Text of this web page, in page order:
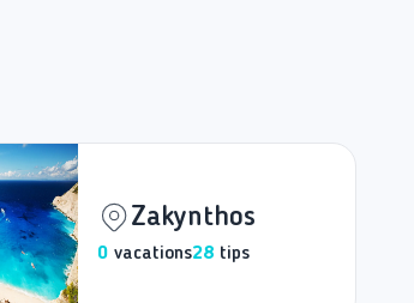
Zakynthos
0 vacations28 tips